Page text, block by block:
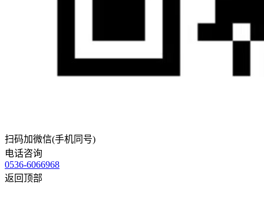
扫码加微信(手机同号)
电话咨询
0536-6066968
返回顶部